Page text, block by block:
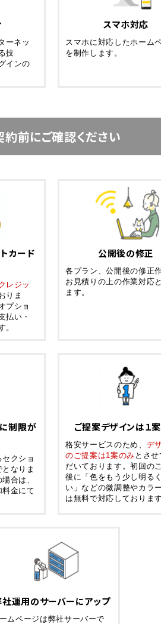
ーネッ
技
インの
スマホ対応
スマホに対応したホーム
を制作します。
約前にご確認ください
カード
レジッ
りま
プショ
払い・
。
公開後の修正
各プラン、公開後の修正
お見積りの上の作業対応
ます。
制限が
クショ
なりま
合は、
金にて
ご提案デザインは１
格安サービスのため、 デ
のご提案は1案のみ とさせ
だいております。初回の
後に「色をもう少し明る
い」などの微調整やカラ
は無料で対応しております
運用のサーバーにアップ
ムページは弊社サーバーで